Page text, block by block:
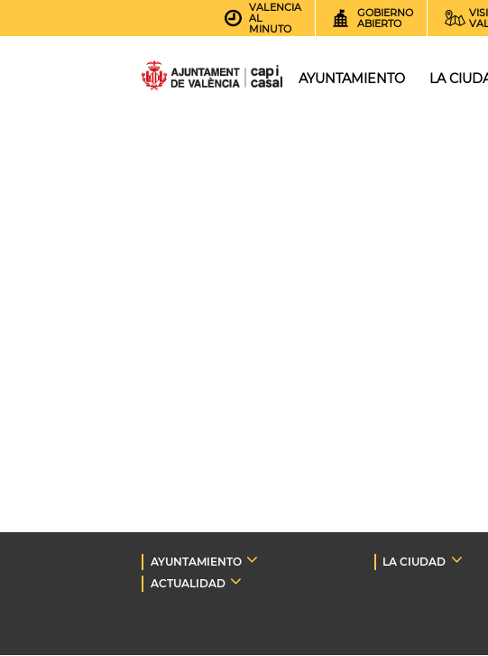
VALENCIA
AL
MINUTO
GOBIERNO
ABIERTO
AYUNTAMIENTO LA
AYUNTAMIENTO LA CIUDAD
ACTUALIDAD